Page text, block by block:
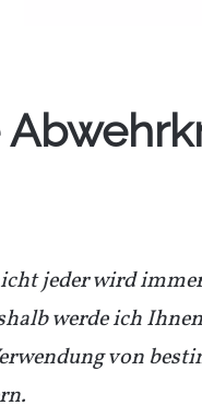
jeder wird
werde ich
von